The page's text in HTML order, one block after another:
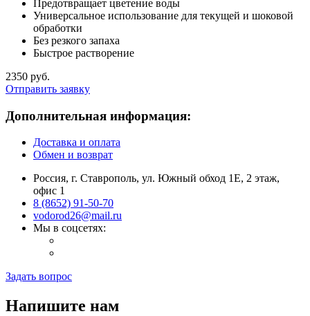
Предотвращает цветение воды
Универсальное использование для текущей и шоковой
обработки
Без резкого запаха
Быстрое растворение
2350 руб.
Отправить заявку
Дополнительная информация:
Доставка и оплата
Обмен и возврат
Россия, г. Ставрополь, ул. Южный обход 1Е, 2 этаж,
офис 1
8 (8652) 91-50-70
vodorod26@mail.ru
Мы в соцсетях:
Задать вопрос
Напишите нам